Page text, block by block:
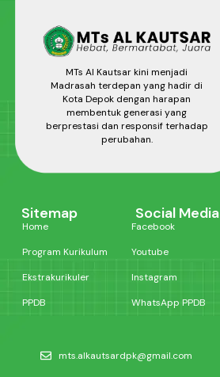
MTs Al Kautsar kini menjadi
Madrasah terdepan yang hadir di
Kota Depok dengan harapan
membentuk generasi yang
berprestasi dan responsif terhadap
perubahan.
Sitemap
Home
Program Kurikulum
Ekstrakurikuler
PPDB
Social Media
Facebook
Youtube
Instagram
WhatsApp PPDB
mts.alkautsardpk@gmail.com